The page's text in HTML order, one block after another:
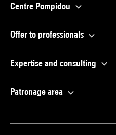
Centre Pompidou
Offer to professionals
Expertise and consulting
Patronage area